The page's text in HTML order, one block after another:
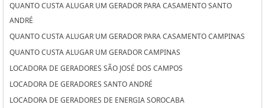
QUANTO CUSTA ALUGAR UM GERADOR PARA CASAMENTO SANTO
ANDRÉ
QUANTO CUSTA ALUGAR UM GERADOR PARA CASAMENTO CAMPINAS
QUANTO CUSTA ALUGAR UM GERADOR CAMPINAS
LOCADORA DE GERADORES SÃO JOSÉ DOS CAMPOS
LOCADORA DE GERADORES SANTO ANDRÉ
LOCADORA DE GERADORES DE ENERGIA SOROCABA